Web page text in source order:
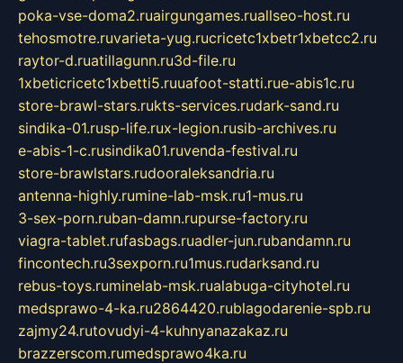
poka-vse-doma2.ruairgungames.ruallseo-host.ru
tehosmotre.ruvarieta-yug.rucricetc1xbetr1xbetcc2.ru
raytor-d.ruatillagunn.ru3d-file.ru
1xbeticricetc1xbetti5.ruuafoot-statti.rue-abis1c.ru
store-brawl-stars.rukts-services.rudark-sand.ru
sindika-01.rusp-life.rux-legion.rusib-archives.ru
e-abis-1-c.rusindika01.ruvenda-festival.ru
store-brawlstars.rudooraleksandria.ru
antenna-highly.rumine-lab-msk.ru1-mus.ru
3-sex-porn.ruban-damn.rupurse-factory.ru
viagra-tablet.rufasbags.ruadler-jun.rubandamn.ru
fincontech.ru3sexporn.ru1mus.rudarksand.ru
rebus-toys.ruminelab-msk.rualabuga-cityhotel.ru
medsprawo-4-ka.ru2864420.rublagodarenie-spb.ru
zajmy24.rutovudyi-4-kuhnyanazakaz.ru
brazzerscom.rumedsprawo4ka.ru